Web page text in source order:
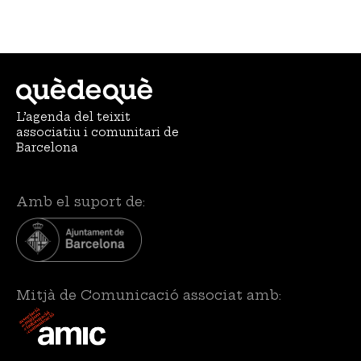
L’agenda del teixit
associatiu i comunitari de
Barcelona
Amb el suport de:
Mitjà de Comunicació associat amb: